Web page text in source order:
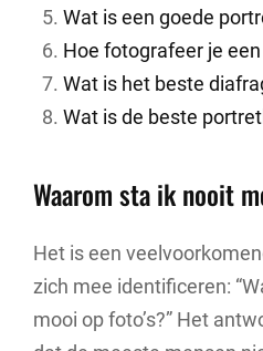
Wat is een goede
Hoe fotografeer je
Wat is het beste
Wat is de beste
Waarom sta ik nooit
Het is een
zich mee identificeren:
mooi op foto’s?” Het